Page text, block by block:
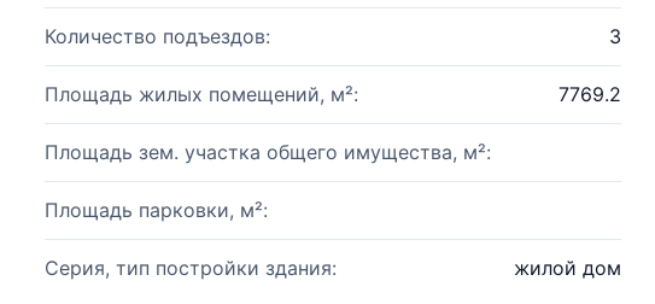
Количество подъездов: 3
Площадь жилых помещений, м²: 7769.2
Площадь зем. участка общего имущества, м²:
Площадь парковки, м²:
Серия, тип постройки здания: жилой дом